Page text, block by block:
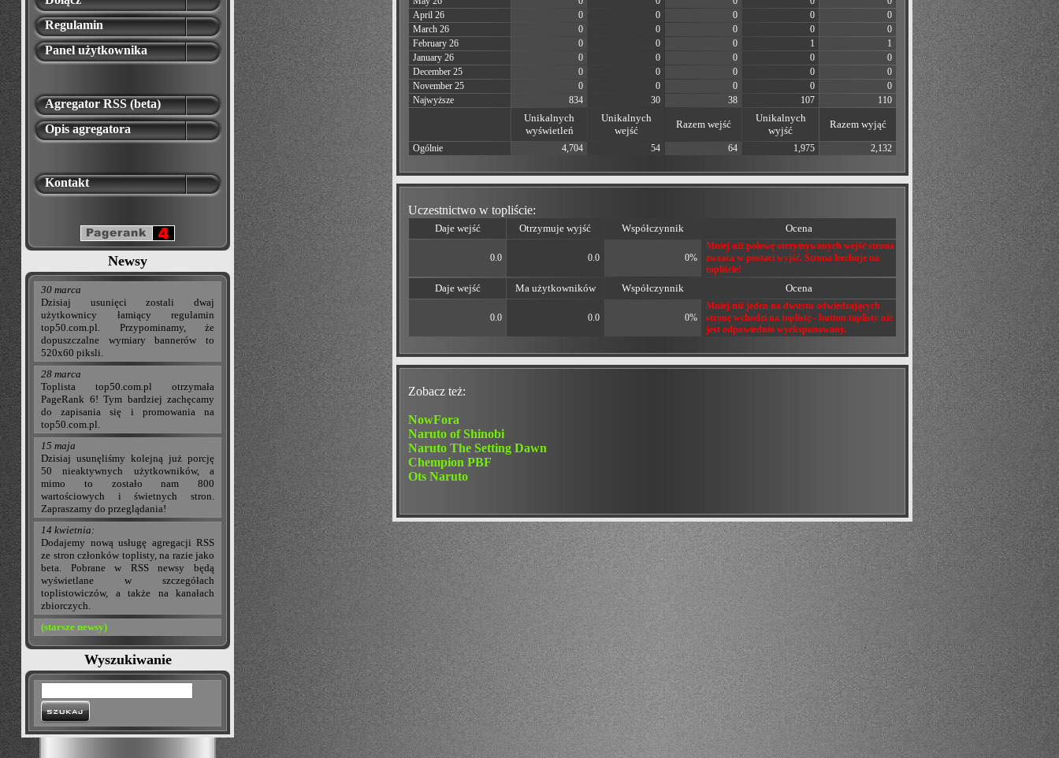
Regulamin
Panel użytkownika
Agregator RSS (beta)
Opis agregatora
Kontakt
Newsy
30 marca
Dzisiaj usunięci zostali dwaj
użytkownicy łamiący regulamin
top50.com.pl. Przypominamy, że
dopuszczalne wymiary bannerów to
520x60 piksli.
28 marca
Toplista top50.com.pl otrzymała
PageRank 6! Tym bardziej zachęcamy
do zapisania się i promowania na
top50.com.pl.
15 maja
Dzisiaj usunęliśmy kolejną już porcję
50 nieaktywnych użytkowników, a
mimo to zostało nam 800
wartościowych i świetnych stron.
Zapraszamy do przeglądania!
14 kwietnia:
Dodajemy nową usługę agregacji RSS
ze stron członków toplisty, na razie jako
beta. Pobrane w RSS newsy będą
wyświetlane w szczegółach
toplistowiczów, a także na kanałach
zbiorczych.
(starsze newsy)
Wyszukiwanie
April 26
0 0 0 0
0
March 26
0 0 0 0
0
February 26
0 0 0 1
1
January 26
0 0 0 0
0
December 25
0 0 0 0
0
November 25
0 0 0 0
0
Najwyższe
834 30 38 107 110
Unikalnych
wyświetleń
Unikalnych
wejść
Razem wejść
Unikalnych
wyjść
Razem wyjąć
Ogólnie 4,704 54 64 1,975 2,132
Uczestnictwo w topliście:
Daje wejść Otrzymuje wyjść Współczynnik Ocena
0.0 0.0 0%
Mniej niż połowę otrzymywanych wejść strona
zwraca w postaci wyjść. Strona leechuje na
topliście!
Daje wejść Ma użytkowników Współczynnik Ocena
0.0 0.0 0%
Mniej niż jeden na dwustu odwiedzających
stronę wchodzi na toplistę - button toplisty nie
jest odpowiednio wyeksponowany.
Zobacz też:
NowFora
Naruto of Shinobi
Naruto The Setting Dawn
Chempion PBF
Ots Naruto